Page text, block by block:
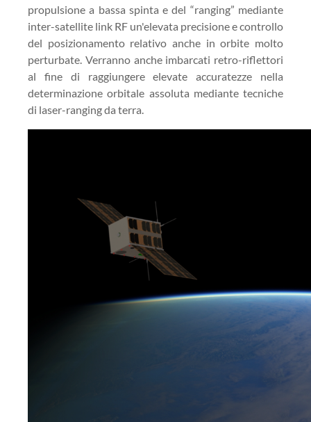
propulsione a bassa spinta e del “ranging” mediante
inter-satellite link RF un'elevata precisione e controllo
del posizionamento relativo anche in orbite molto
perturbate. Verranno anche imbarcati retro-riflettori
al fine di raggiungere elevate accuratezze nella
determinazione orbitale assoluta mediante tecniche
di laser-ranging da terra.